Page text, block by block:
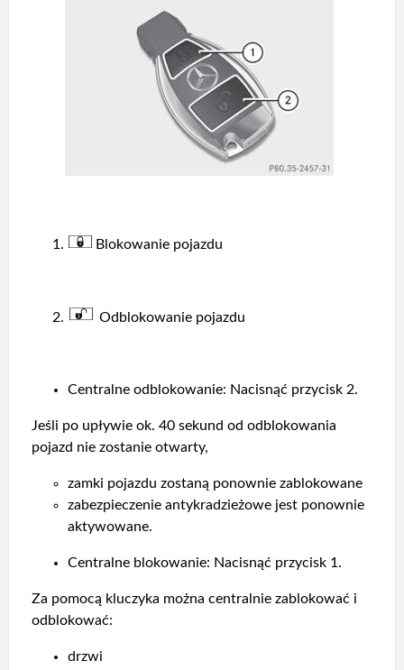
Blokowanie pojazdu
Odblokowanie pojazdu
Centralne odblokowanie: Nacisnąć przycisk 2.
Jeśli po upływie ok. 40 sekund od odblokowania
pojazd nie zostanie otwarty,
zamki pojazdu zostaną ponownie zablokowane
zabezpieczenie antykradzieżowe jest ponownie
aktywowane.
Centralne blokowanie: Nacisnąć przycisk 1.
Za pomocą kluczyka można centralnie zablokować i
odblokować:
drzwi